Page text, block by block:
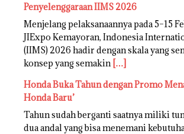
Penyelenggaraan IIMS 2026
Menjelang pelaksanaannya pada 5–15
JIExpo Kemayoran, Indonesia
(IIMS) 2026 hadir dengan skala yang
konsep yang semakin […]
Honda Buka Tahun dengan Promo
Honda Baru’
Tahun sudah berganti saatnya miliki
dua andal yang bisa menemani